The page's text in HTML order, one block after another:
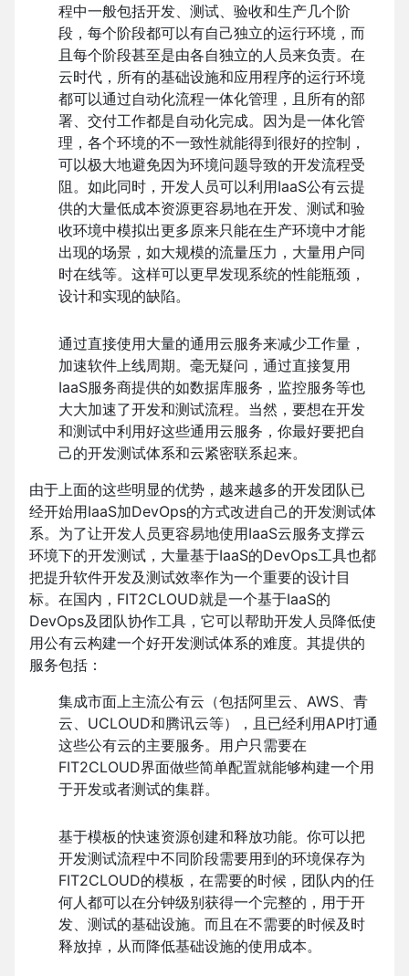
程中一般包括开发、测试、验收和生产几个阶
段，每个阶段都可以有自己独立的运行环境，而
且每个阶段甚至是由各自独立的人员来负责。在
云时代，所有的基础设施和应用程序的运行环境
都可以通过自动化流程一体化管理，且所有的部
署、交付工作都是自动化完成。因为是一体化管
理，各个环境的不一致性就能得到很好的控制，
可以极大地避免因为环境问题导致的开发流程受
阻。如此同时，开发人员可以利用IaaS公有云提
供的大量低成本资源更容易地在开发、测试和验
收环境中模拟出更多原来只能在生产环境中才能
出现的场景，如大规模的流量压力，大量用户同
时在线等。这样可以更早发现系统的性能瓶颈，
设计和实现的缺陷。
通过直接使用大量的通用云服务来减少工作量，
加速软件上线周期。毫无疑问，通过直接复用
IaaS服务商提供的如数据库服务，监控服务等也
大大加速了开发和测试流程。当然，要想在开发
和测试中利用好这些通用云服务，你最好要把自
己的开发测试体系和云紧密联系起来。
由于上面的这些明显的优势，越来越多的开发团队已
经开始用IaaS加DevOps的方式改进自己的开发测试体
系。为了让开发人员更容易地使用IaaS云服务支撑云
环境下的开发测试，大量基于IaaS的DevOps工具也都
把提升软件开发及测试效率作为一个重要的设计目
标。在国内，FIT2CLOUD就是一个基于IaaS的
DevOps及团队协作工具，它可以帮助开发人员降低使
用公有云构建一个好开发测试体系的难度。其提供的
服务包括：
集成市面上主流公有云（包括阿里云、AWS、青
云、UCLOUD和腾讯云等），且已经利用API打通
这些公有云的主要服务。用户只需要在
FIT2CLOUD界面做些简单配置就能够构建一个用
于开发或者测试的集群。
基于模板的快速资源创建和释放功能。你可以把
开发测试流程中不同阶段需要用到的环境保存为
FIT2CLOUD的模板，在需要的时候，团队内的任
何人都可以在分钟级别获得一个完整的，用于开
发、测试的基础设施。而且在不需要的时候及时
释放掉，从而降低基础设施的使用成本。